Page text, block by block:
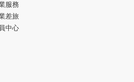
服務
差旅
中心